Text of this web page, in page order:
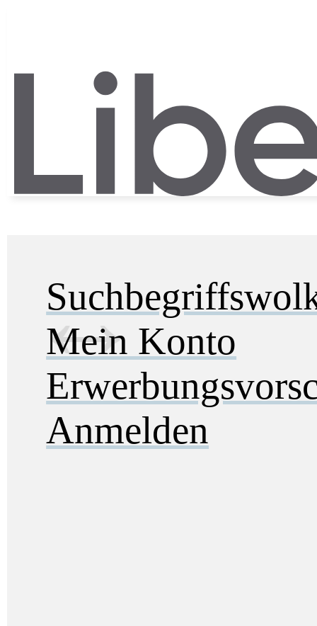
Mein Konto
Anmelden